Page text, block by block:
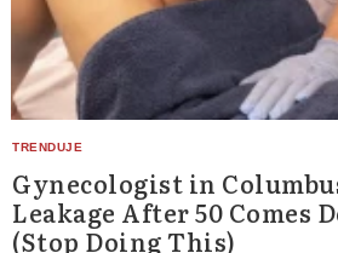
Gynecologist in
Leakage After 50 Comes
(Stop Doing This)